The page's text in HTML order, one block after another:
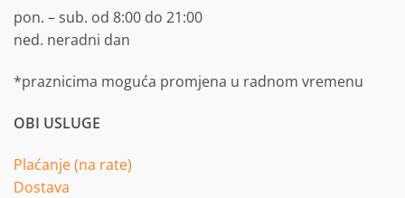
pon. – sub. od 8:00 do 21:00
ned. neradni dan
*praznicima moguća promjena u radnom vremenu
OBI USLUGE
Plaćanje (na rate)
Dostava